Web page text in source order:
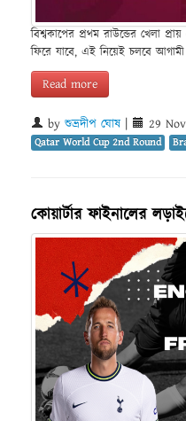
বিশ্বকাপের প্রথম রাউন্ডের খেলা
ফিরে যাবে, এই নিয়েই চলবে
Read more
by শুভ্রদীপ ঘোষ 29
Qatar World Cup 2nd Round
কোয়ার্টার ফাইনালের